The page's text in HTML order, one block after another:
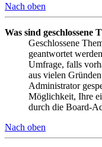
Nach oben
Was sind geschlossene
Geschlossene
geantwortet
Umfrage, falls
aus vielen
Administrator
Möglichkeit, Ihre
durch die Board-
Nach oben